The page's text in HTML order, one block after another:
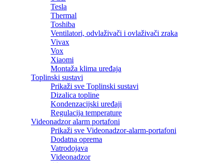
Tesla
Thermal
Toshiba
Ventilatori, odvlaživači i ovlaživači zraka
Vivax
Vox
Xiaomi
Montaža klima uređaja
Toplinski sustavi
Prikaži sve Toplinski sustavi
Dizalica topline
Kondenzacijski uređaji
Regulacija temperature
Videonadzor alarm portafoni
Prikaži sve Videonadzor-alarm-portafoni
Dodatna oprema
Vatrodojava
Videonadzor